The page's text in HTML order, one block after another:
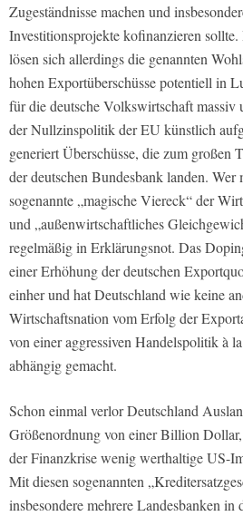
Zugeständnisse machen und
Investitionsprojekte kofinanzieren
lösen sich allerdings die genannten
hohen Exportüberschüsse potentiell in
für die deutsche Volkswirtschaft massiv
der Nullzinspolitik der EU künstlich
generiert Überschüsse, die zum großen
der deutschen Bundesbank landen. Wer
sogenannte „magische Viereck“ der
und „außenwirtschaftliches
regelmäßig in Erklärungsnot. Das
einer Erhöhung der deutschen
einher und hat Deutschland wie keine
Wirtschaftsnation vom Erfolg der
von einer aggressiven Handelspolitik à
abhängig gemacht.
Schon einmal verlor Deutschland
Größenordnung von einer Billion
der Finanzkrise wenig werthaltige US-
Mit diesen sogenannten
insbesondere mehrere Landesbanken